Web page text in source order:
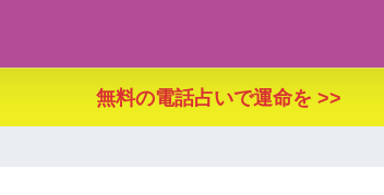
無料の電話占いで運命を >>